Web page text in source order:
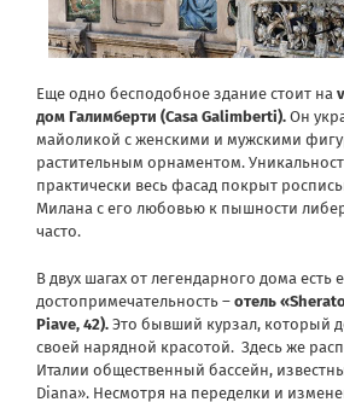
Еще одно бесподобное здание стоит на
дом Галимберти (Casa Galimberti). Он
майоликой с женскими и мужскими
растительным орнаментом.
практически весь фасад покрыт
Милана с его любовью к пышности
часто.
В двух шагах от легендарного дома есть
достопримечательность – отель
Piave, 42). Это бывший курзал, который
своей нарядной красотой. Здесь же
Италии общественный бассейн,
Diana». Несмотря на переделки и